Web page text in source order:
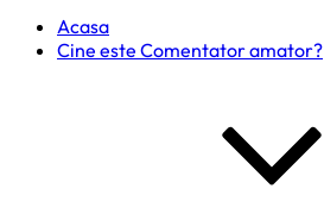
Acasa
Cine este Comentator amator?